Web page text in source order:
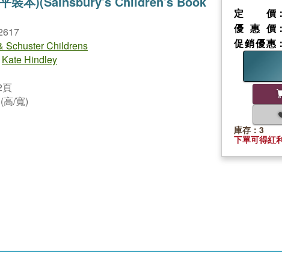
Schuster Childrens
Kate Hindley
高/寬)
定價
優惠價 ：
促銷優惠 ：
庫存：3
下單可得紅